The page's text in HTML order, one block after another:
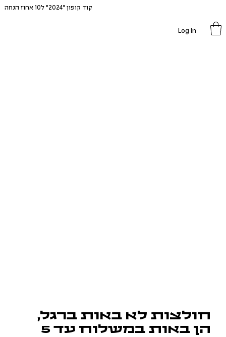
קוד קופון "2024" ל10 אחוז הנחה
Log In
חולצות לא באות ברגל,
הן באות במשלוח עד 5